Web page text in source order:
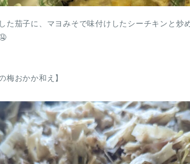
た茄子に、マヨみそで味付けしたシーチキンと炒
梅おかか和え】